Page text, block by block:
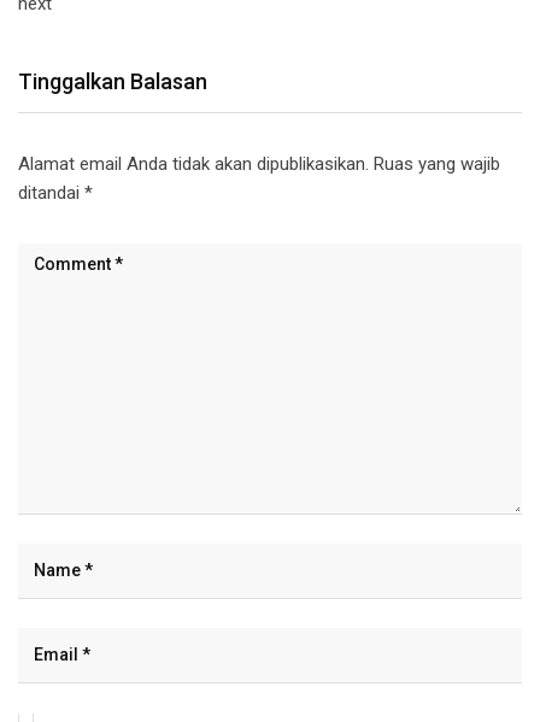
Tinggalkan Balasan
Alamat email Anda tidak akan dipublikasikan. Ruas yang wajib
ditandai *